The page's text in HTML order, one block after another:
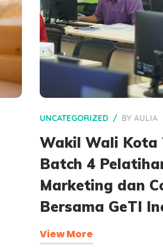
UNCATEGORIZED BY AULIA
Wakil Wali Kota
Batch 4
Marketing dan
Bersama GeTI
View More